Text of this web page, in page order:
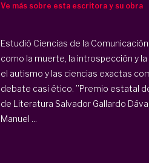
Ve más sobre esta escritora y su obra
Estudió Ciencias de la
como la muerte, la introspección y
el autismo y las ciencias exactas
debate casi ético. ”Premio estatal
de Literatura Salvador Gallardo
Manuel ...